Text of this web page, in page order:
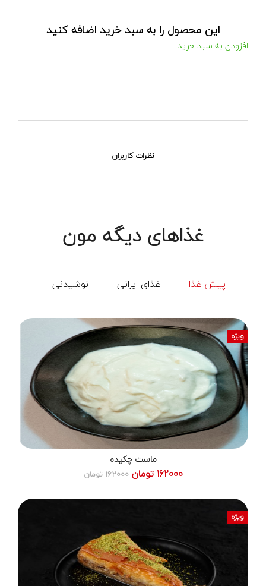
این محصول را به سبد خرید اضافه کنید
افزودن به سبد خرید
نظرات کاربران
غذاهای دیگه مون
پیش غذا غذای ایرانی نوشیدنی
ویژه
ماست چکیده
162000 تومان 162000 تومان
ویژه